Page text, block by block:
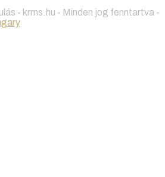
- krms.hu - Minden jog fenntartva -